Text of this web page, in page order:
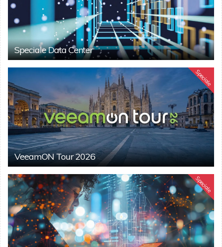
Speciale Data Center
Speciale
VeeamON Tour 2026
Speciale